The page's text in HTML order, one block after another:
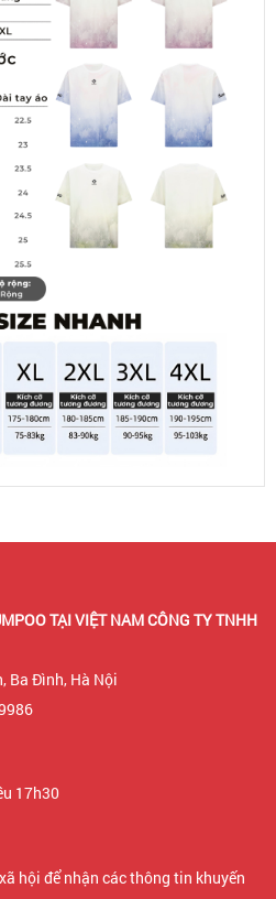
TẠI VIỆT NAM CÔNG TY TNHH
Ba Đình, Hà Nội
17h30
hội để nhận các thông tin khuyến